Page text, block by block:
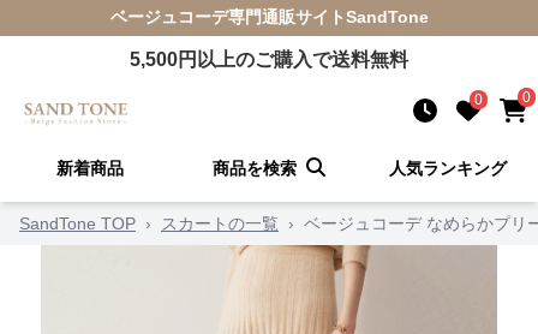
ベージュコーデ専門通販サイトSandTone
5,500円以上のご購入で送料無料
0 0
新着商品 商品を検索 人気ランキング
SandTone TOP › スカートの一覧 › ベージュコーデ なめらかプリ